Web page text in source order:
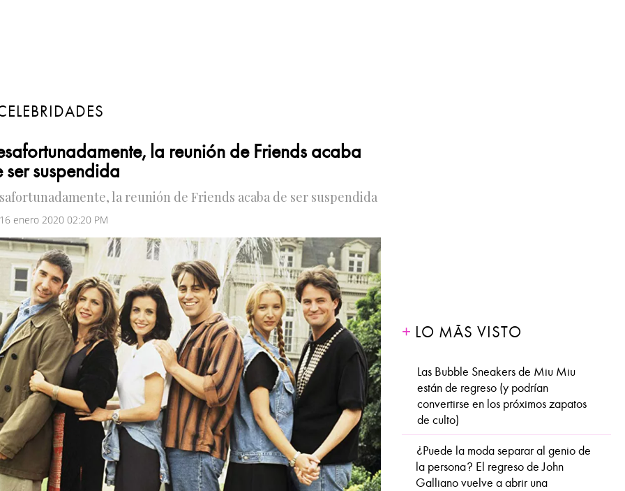
la reunión de Friends acaba
ser suspendida
la reunión de Friends acaba de ser suspendida
enero 2020 02:20 PM
LO MÁS VISTO
Las Bubble Sneakers de Miu Miu
están de regreso (y podrían
convertirse en los próximos zapatos
de culto)
¿Puede la moda separar al genio de
la persona? El regreso de John
Galliano vuelve a abrir una